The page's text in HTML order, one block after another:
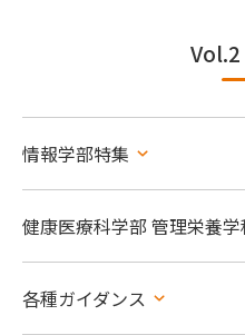
神奈川工科大学 公式サイト
交通アクセス
Vol.2
情報学部特集
健康医療科学部 管理栄養学
各種ガイダンス